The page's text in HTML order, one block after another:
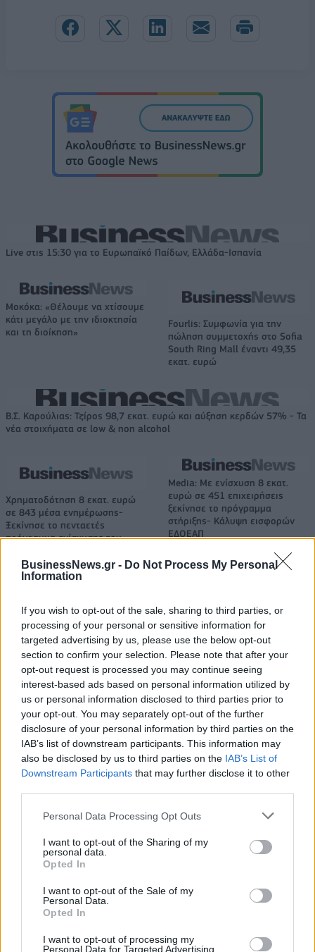
BusinessNews.gr - Do Not Process My Personal
Information
If you wish to opt-out of the sale, sharing to third parties, or
processing of your personal or sensitive information for
targeted advertising by us, please use the below opt-out
section to confirm your selection. Please note that after your
opt-out request is processed you may continue seeing
interest-based ads based on personal information utilized by
us or personal information disclosed to third parties prior to
your opt-out. You may separately opt-out of the further
disclosure of your personal information by third parties on the
IAB’s list of downstream participants. This information may
also be disclosed by us to third parties on the IAB’s List of
Downstream Participants that may further disclose it to other
Personal Data Processing Opt Outs
I want to opt-out of the Sharing of my
personal data.
Opted In
I want to opt-out of the Sale of my
Personal Data.
Opted In
I want to opt-out of processing my
Personal Data for Targeted Advertising.
Live στις 15:30 για το Ευρωπαϊκό Παίδων, Ελλάδα-Ισπανία
Μοκόκα: «Θέλουμε να χτίσουμε
κάτι μεγάλο με την ιδιοκτησία
και τη διοίκηση»
Fourlis: Συμφωνία για την
πώληση συμμετοχής στο Sofia
South Ring Mall έναντι 49,35
εκατ. ευρώ
Β.Σ. Καρούλιας: Τζίρος 98,7 εκατ. ευρώ και αύξηση κερδών 57% - Τα
νέα στοιχήματα σε low & non alcohol
Χρηματοδότηση 8 εκατ. ευρώ
σε 843 μέσα ενημέρωσης-
Ξεκίνησε το πενταετές
πρόγραμμα ενίσχυσης του
Media: Με ενίσχυση 8 εκατ.
ευρώ σε 451 επιχειρήσεις
ξεκίνησε το πρόγραμμα
στήριξης- Κάλυψη εισφορών
ΕΔΟΕΑΠ
IAB Hellas: Νέα Διοικούσα Επιτροπή και νέο Διοικητικό Συμβούλιο -
Πρόεδρος ο Γαληνός Γιαγλής
Η Toyota φέρνει νέα γενιά
μπαταριών για τα υβριδικά της
Σε κινεζική… πολιορκία η
ευρωπαϊκή
αυτοκινητοβιομηχανία
Νέο Audi A2 e-tron με στόχο την κορυφή της αποδοτικότητας
μεταγραφή ο Τζος Σάρμα (vid)
ακαδημίες να εξελίσσονται οι
ΕΛΣΤΑΤ: Στο 3,4% υποχώρησε ο πληθωρισμός τον Ιούλιο